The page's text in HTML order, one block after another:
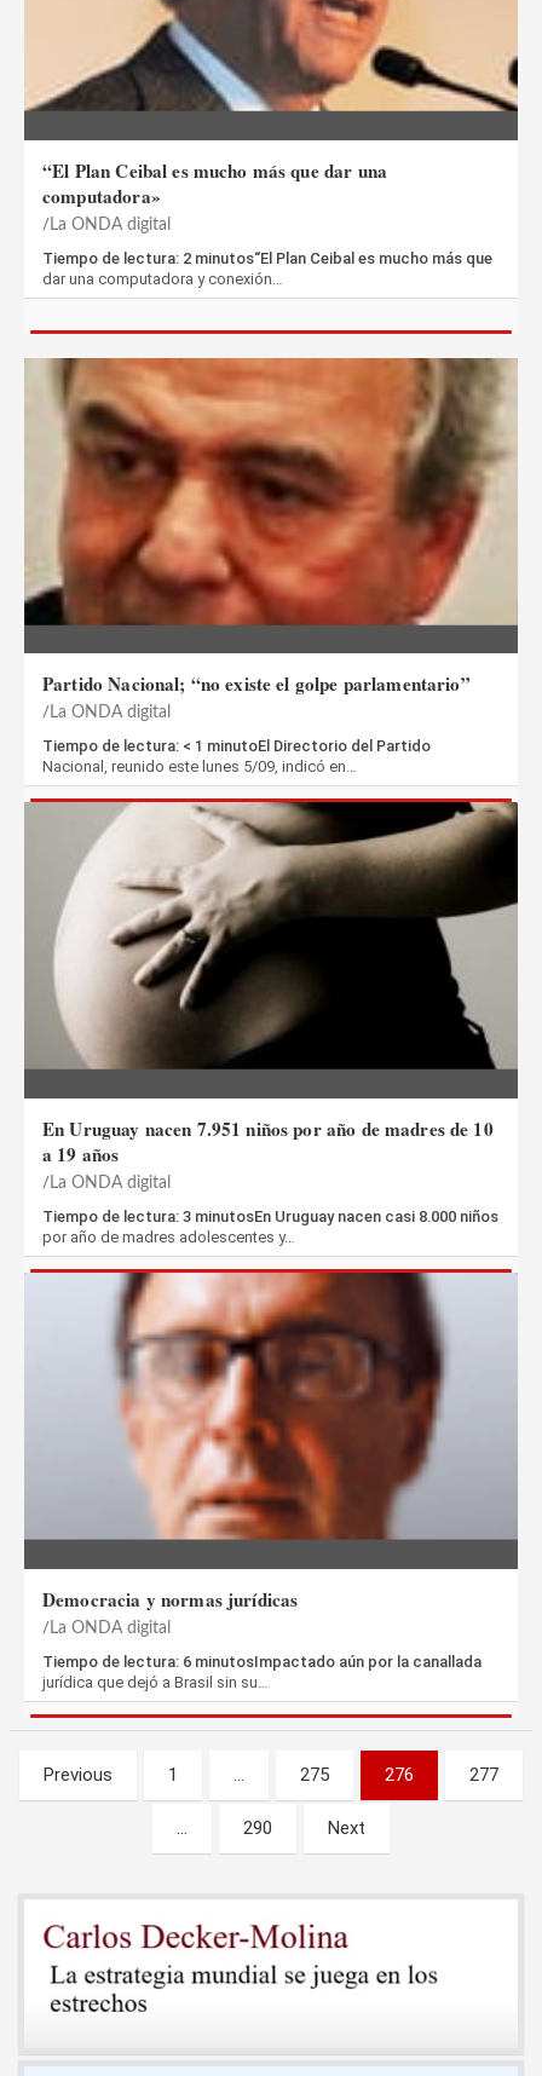
“El Plan Ceibal es mucho más que dar una
computadora»
La ONDA digital
Tiempo de lectura: 2 minutos“El Plan Ceibal es mucho más que
dar una computadora y conexión…
Partido Nacional; “no existe el golpe parlamentario”
La ONDA digital
Tiempo de lectura: < 1 minutoEl Directorio del Partido
Nacional, reunido este lunes 5/09, indicó en…
En Uruguay nacen 7.951 niños por año de madres de 10
a 19 años
La ONDA digital
Tiempo de lectura: 3 minutosEn Uruguay nacen casi 8.000 niños
por año de madres adolescentes y…
Democracia y normas jurídicas
La ONDA digital
Tiempo de lectura: 6 minutosImpactado aún por la canallada
jurídica que dejó a Brasil sin su…
Paginación
de
Previous 1 … 275 276 277
… 290 Next